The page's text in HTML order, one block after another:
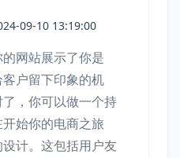
09-10 13:19:00
网站展示了你是
户留下印象的机
，你可以做一个持
始你的电商之旅
计。这包括用户友